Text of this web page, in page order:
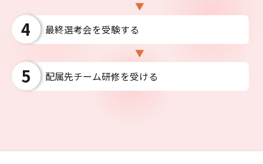
最終選考会を受験する
配属先チーム研修を受ける